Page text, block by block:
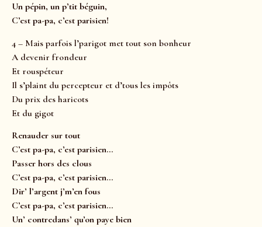
Un pépin, un p’tit béguin,
C’est pa-pa, c’est parisien!
4 – Mais parfois l’parigot met tout son bonheur
A devenir frondeur
Et rouspéteur
Il s’plaint du percepteur et d’tous les impôts
Du prix des haricots
Et du gigot
Renauder sur tout
C’est pa-pa, c’est parisien…
Passer hors des clous
C’est pa-pa, c’est parisien…
Dir’ l’argent j’m’en fous
C’est pa-pa, c’est parisien…
Un’ contredans’ qu’on paye bien